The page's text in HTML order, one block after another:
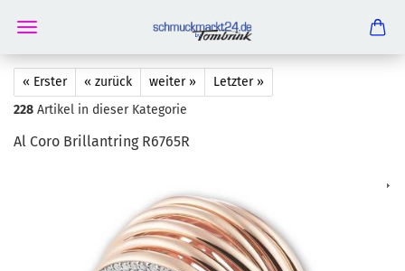
« Erster « zurück weiter »
Letzter »
228 Artikel in dieser Kategorie
Al Coro Bril­lant­ring R6765R